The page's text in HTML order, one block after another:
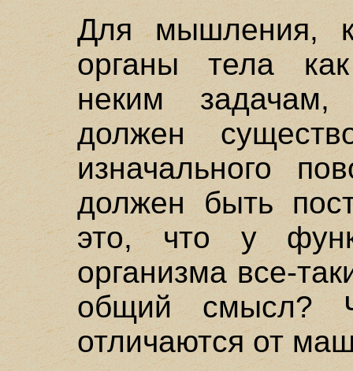
Для мышления,
органы тела
неким
должен
изначального
должен быть
это, что у
организма все-
общий смысл?
отличаются от